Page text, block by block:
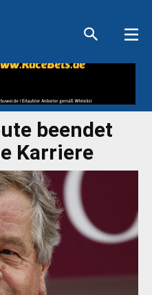
beendet
Karriere